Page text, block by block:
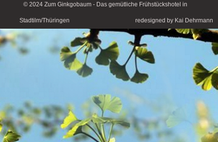
© 2024 Zum Ginkgobaum - Das gemütliche Frühstückshotel in
Stadtilm/Thüringen redesigned by Kai Dehrmann